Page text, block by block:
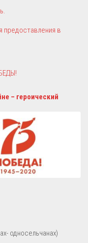
предоставления в
– героический
односельчанах)